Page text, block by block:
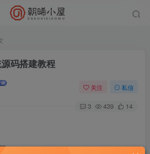
码搭建教程
关注 私信
3 439 14